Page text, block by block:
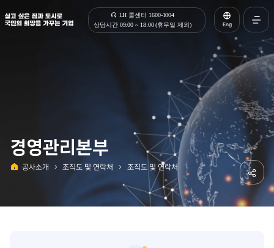
살고 싶은 집과 도시로 국민의 희망을 가꾸는 기업 | 한국토지주택공사
LH 콜센터 1600-1004
상담시간 09:00 ~ 18:00 (휴무일 제외)
Eng
전체
열기
경영관리본부
공사소개 조직도 및 연락처 조직도 및 연락처
공유